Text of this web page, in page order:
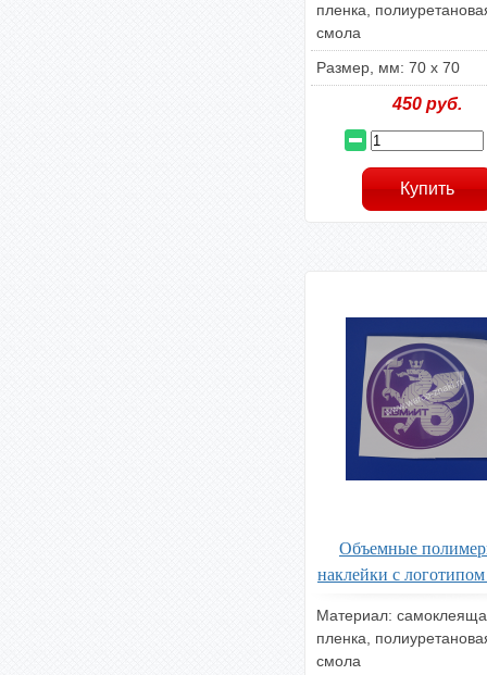
пленка,
смола
Размер, мм: 70 х 70
450 руб.
Объемные
наклейки с
Материал:
пленка,
смола